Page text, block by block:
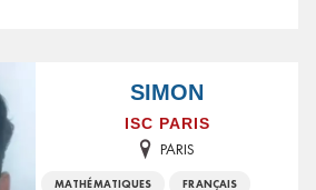
SIMON
ISC PARIS
PARIS
MATHÉMATIQUES FRANÇAIS